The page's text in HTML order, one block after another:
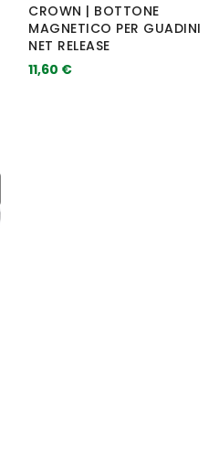
CROWN | BOTTONE
MAGNETICO PER GUADINI
NET RELEASE
11,60 €